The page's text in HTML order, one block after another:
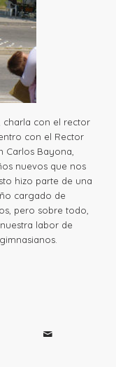
charla con el rector
con el Rector
Carlos Bayona,
nuevos que nos
hizo parte de una
cargado de
pero sobre todo,
labor de